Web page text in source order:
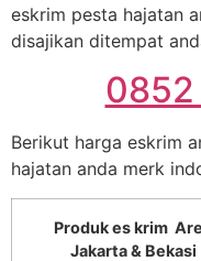
eskrim pesta hajatan
disajikan ditempat
Berikut harga eskrim
hajatan anda merk
Produk es krim
Jakarta & Bekasi